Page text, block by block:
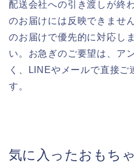
配送会社への引き渡しが終
のお届けには反映できませ
のお届けで優先的に対応し
い。お急ぎのご要望は、ア
く、LINEやメールで直接ご
す。
気に入ったおもち